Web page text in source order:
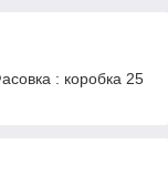
: коробка 25